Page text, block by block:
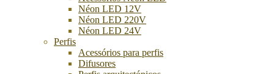
Néon LED 12V
Néon LED 220V
Néon LED 24V
Perfis
Acessórios para perfis
Difusores